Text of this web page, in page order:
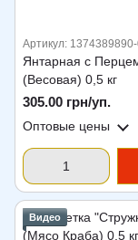
Артикул:
Янтарная с
(Весовая) 0,5 кг
305.00 грн/уп.
Оптовые цены
Видео